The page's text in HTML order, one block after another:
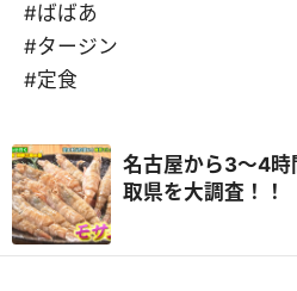
#ばばあ
#タージン
#定食
名古屋から3～4時
取県を大調査！！